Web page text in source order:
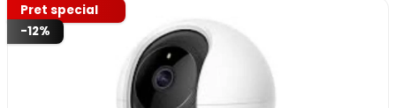
Pret special
-12%